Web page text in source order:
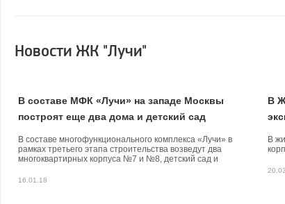
Новости ЖК "Лучи"
В составе МФК «Лучи» на западе Москвы
построят еще два дома и детский сад
В составе многофункционального комплекса «Лучи» в
рамках третьего этапа строительства возведут два
многоквартирных корпуса №7 и №8, детский сад и
16.01.18
В
В